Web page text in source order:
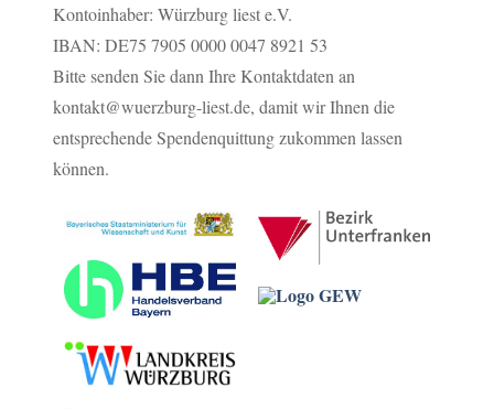
Kontoinhaber: Würzburg liest e.V.
IBAN: DE75 7905 0000 0047 8921 53
Bitte senden Sie dann Ihre Kontaktdaten an
kontakt@wuerzburg-liest.de, damit wir Ihnen die
entsprechende Spendenquittung zukommen lassen
können.